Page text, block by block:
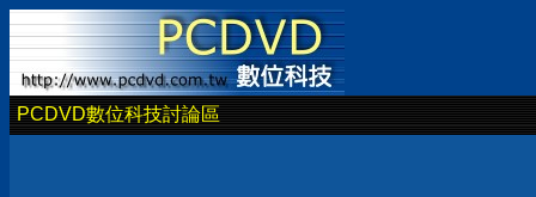
PCDVD數位科技討論區